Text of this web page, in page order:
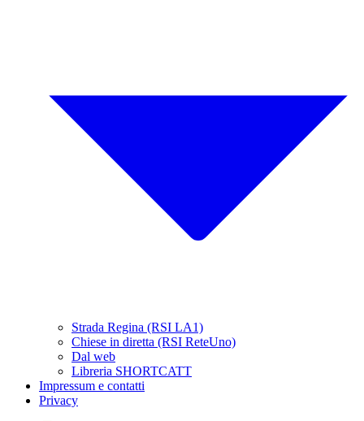
Strada Regina (RSI LA1)
Chiese in diretta (RSI ReteUno)
Dal web
Libreria SHORTCATT
Impressum e contatti
Privacy